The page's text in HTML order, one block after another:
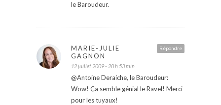
le Baroudeur.
Répondre
MARIE-JULIE
GAGNON
12 juillet 2009 - 20 h 53 min
@Antoine Deraiche, le Baroudeur:
Wow! Ça semble génial le Ravel! Merci
pour les tuyaux!